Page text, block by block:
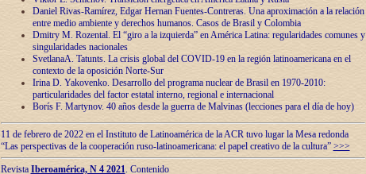
Daniel Rivas-Ramírez, Edgar Hernan Fuentes-Contreras. Una aproximación a la relación
entre medio ambiente y derechos humanos. Casos de Brasil y Colombia
Dmitry M. Rozental. El “giro a la izquierda” en América Latina: regularidades comunes y
singularidades nacionales
SvetlanaA. Tatunts. La crisis global del COVID-19 en la región latinoamericana en el
contexto de la oposición Norte-Sur
Irina D. Yakovenko. Desarrollo del programa nuclear de Brasil en 1970-2010:
particularidades del factor estatal interno, regional e internacional
Borís F. Martynov. 40 años desde la guerra de Malvinas (lecciones para el día de hoy)
11 de febrero de 2022 en el Instituto de Latinoamérica de la ACR tuvo lugar la Mesa redonda
“Las perspectivas de la cooperación ruso-latinoamericana: el papel creativo de la cultura” >>>
Revista Iberoamérica, N 4 2021. Contenido